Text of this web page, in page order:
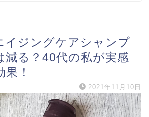
イジングケアシャンプ
減る？40代の私が実感
！
2021年11月10日